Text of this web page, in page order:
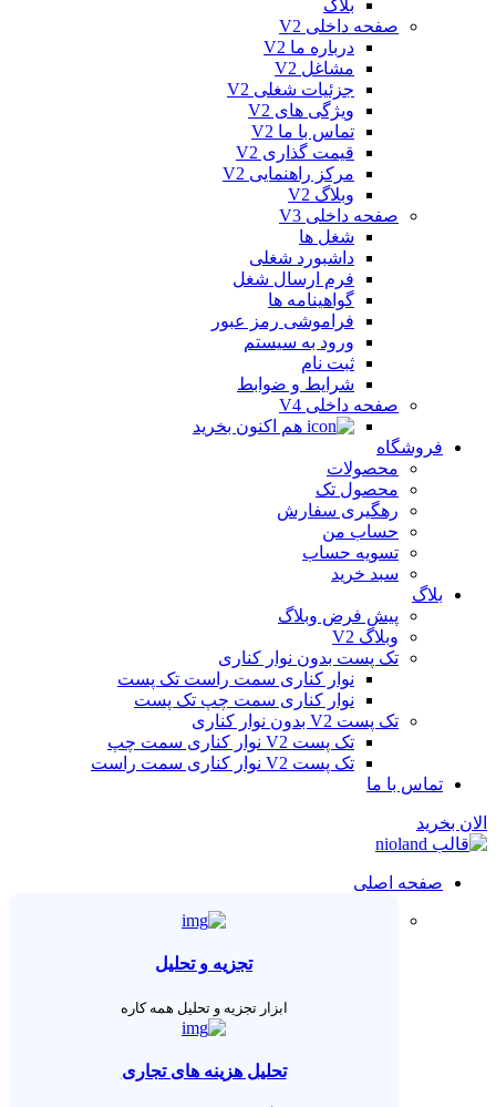
بلاگ
صفحه داخلی V2
درباره ما V2
مشاغل V2
جزئیات شغلی V2
ویژگی های V2
تماس با ما V2
قیمت گذاری V2
مرکز راهنمایی V2
وبلاگ V2
صفحه داخلی V3
شغل ها
داشبورد شغلی
فرم ارسال شغل
گواهینامه ها
فراموشی رمز عبور
ورود به سیستم
ثبت نام
شرایط و ضوابط
صفحه داخلی V4
هم اکنون بخرید
فروشگاه
محصولات
محصول تک
رهگیری سفارش
حساب من
تسویه حساب
سبد خرید
بلاگ
پیش فرض وبلاگ
وبلاگ V2
تک پست بدون نوار کناری
نوار کناری سمت راست تک پست
نوار کناری سمت چپ تک پست
تک پست V2 بدون نوار کناری
تک پست V2 نوار کناری سمت چپ
تک پست V2 نوار کناری سمت راست
تماس با ما
الان بخرید
صفحه اصلی
تجزیه و تحلیل
ابزار تجزیه و تحلیل همه کاره
تحلیل هزینه های تجاری